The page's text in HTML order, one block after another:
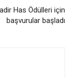
Has Ödülleri için
başvurular başladı